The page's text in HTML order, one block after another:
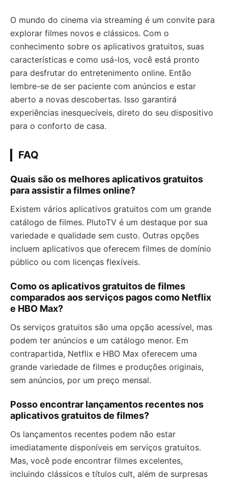
O mundo do cinema via streaming é um convite para
explorar filmes novos e clássicos. Com o
conhecimento sobre os aplicativos gratuitos, suas
características e como usá-los, você está pronto
para desfrutar do entretenimento online. Então
lembre-se de ser paciente com anúncios e estar
aberto a novas descobertas. Isso garantirá
experiências inesquecíveis, direto do seu dispositivo
para o conforto de casa.
FAQ
Quais são os melhores aplicativos gratuitos
para assistir a filmes online?
Existem vários aplicativos gratuitos com um grande
catálogo de filmes. PlutoTV é um destaque por sua
variedade e qualidade sem custo. Outras opções
incluem aplicativos que oferecem filmes de domínio
público ou com licenças flexíveis.
Como os aplicativos gratuitos de filmes
comparados aos serviços pagos como Netflix
e HBO Max?
Os serviços gratuitos são uma opção acessível, mas
podem ter anúncios e um catálogo menor. Em
contrapartida, Netflix e HBO Max oferecem uma
grande variedade de filmes e produções originais,
sem anúncios, por um preço mensal.
Posso encontrar lançamentos recentes nos
aplicativos gratuitos de filmes?
Os lançamentos recentes podem não estar
imediatamente disponíveis em serviços gratuitos.
Mas, você pode encontrar filmes excelentes,
incluindo clássicos e títulos cult, além de surpresas